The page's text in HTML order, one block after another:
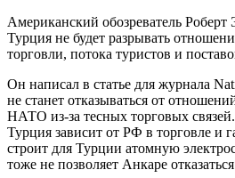
Американский обозреватель Роберт
Турция не будет разрывать
торговли, потока туристов и
Он написал в статье для журнала
не станет отказываться от
НАТО из-за тесных торговых
Турция зависит от РФ в торговле и
строит для Турции атомную
тоже не позволяет Анкаре